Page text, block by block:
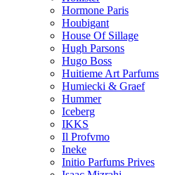
Hormone Paris
Houbigant
House Of Sillage
Hugh Parsons
Hugo Boss
Huitieme Art Parfums
Humiecki & Graef
Hummer
Iceberg
IKKS
Il Profvmo
Ineke
Initio Parfums Prives